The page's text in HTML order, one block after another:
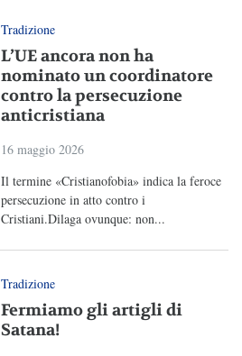
Tradizione
L’UE ancora non ha
nominato un coordinatore
contro la persecuzione
anticristiana
16 maggio 2026
Il termine «Cristianofobia» indica la feroce
persecuzione in atto contro i
Cristiani.Dilaga ovunque: non...
Tradizione
Fermiamo gli artigli di
Satana!